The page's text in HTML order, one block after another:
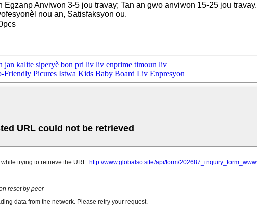
Egzanp Anviwon 3-5 jou travay; Tan an gwo anviwon 15-25 jou travay.
nou an, Satisfaksyon ou.
jan kalite siperyè bon pri liv liv enprime timoun liv
Picures Istwa Kids Baby Board Liv Enpresyon